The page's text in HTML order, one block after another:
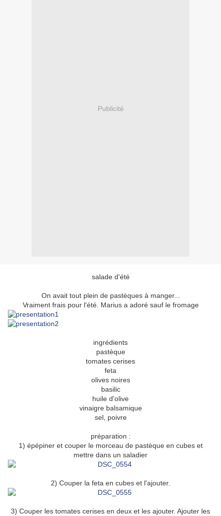
Publicité
salade d'été
On avait tout plein de pastèques à manger...
Vraiment frais pour l'été. Marius a adoré sauf le fromage
ingrédients
pastèque
tomates cerises
feta
olives noires
basilic
huile d'olive
vinaigre balsamique
sel, poivre
préparation :
1) épépiner et couper le morceau de pastèque en cubes et
mettre dans un saladier
2) Couper la feta en cubes et l'ajouter.
3) Couper les tomates cerises en deux et les ajouter. Ajouter les